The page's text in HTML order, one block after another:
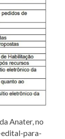
Anater, no
para-